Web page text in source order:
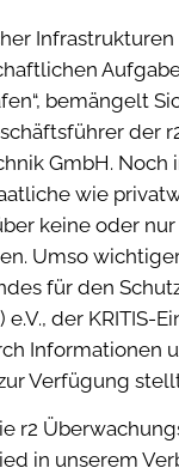
bemängelt
der
GmbH. Noch
wie
keine oder
Umso
für den
e.V., der KRITIS-
Informationen
Verfügung
r2
in unserem